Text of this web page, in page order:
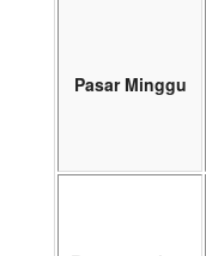
Pasar Minggu